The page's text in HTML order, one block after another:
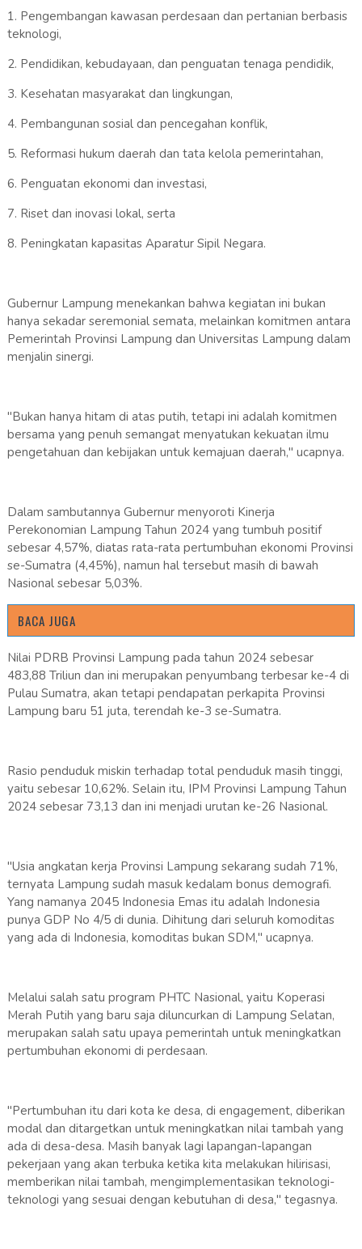
1. Pengembangan kawasan perdesaan dan pertanian berbasis
teknologi,
2. Pendidikan, kebudayaan, dan penguatan tenaga pendidik,
3. Kesehatan masyarakat dan lingkungan,
4. Pembangunan sosial dan pencegahan konflik,
5. Reformasi hukum daerah dan tata kelola pemerintahan,
6. Penguatan ekonomi dan investasi,
7. Riset dan inovasi lokal, serta
8. Peningkatan kapasitas Aparatur Sipil Negara.
Gubernur Lampung menekankan bahwa kegiatan ini bukan
hanya sekadar seremonial semata, melainkan komitmen antara
Pemerintah Provinsi Lampung dan Universitas Lampung dalam
menjalin sinergi.
"Bukan hanya hitam di atas putih, tetapi ini adalah komitmen
bersama yang penuh semangat menyatukan kekuatan ilmu
pengetahuan dan kebijakan untuk kemajuan daerah," ucapnya.
Dalam sambutannya Gubernur menyoroti Kinerja
Perekonomian Lampung Tahun 2024 yang tumbuh positif
sebesar 4,57%, diatas rata-rata pertumbuhan ekonomi Provinsi
se-Sumatra (4,45%), namun hal tersebut masih di bawah
Nasional sebesar 5,03%.
BACA JUGA
Nilai PDRB Provinsi Lampung pada tahun 2024 sebesar
483,88 Triliun dan ini merupakan penyumbang terbesar ke-4 di
Pulau Sumatra, akan tetapi pendapatan perkapita Provinsi
Lampung baru 51 juta, terendah ke-3 se-Sumatra.
Rasio penduduk miskin terhadap total penduduk masih tinggi,
yaitu sebesar 10,62%. Selain itu, IPM Provinsi Lampung Tahun
2024 sebesar 73,13 dan ini menjadi urutan ke-26 Nasional.
"Usia angkatan kerja Provinsi Lampung sekarang sudah 71%,
ternyata Lampung sudah masuk kedalam bonus demografi.
Yang namanya 2045 Indonesia Emas itu adalah Indonesia
punya GDP No 4/5 di dunia. Dihitung dari seluruh komoditas
yang ada di Indonesia, komoditas bukan SDM," ucapnya.
Melalui salah satu program PHTC Nasional, yaitu Koperasi
Merah Putih yang baru saja diluncurkan di Lampung Selatan,
merupakan salah satu upaya pemerintah untuk meningkatkan
pertumbuhan ekonomi di perdesaan.
"Pertumbuhan itu dari kota ke desa, di engagement, diberikan
modal dan ditargetkan untuk meningkatkan nilai tambah yang
ada di desa-desa. Masih banyak lagi lapangan-lapangan
pekerjaan yang akan terbuka ketika kita melakukan hilirisasi,
memberikan nilai tambah, mengimplementasikan teknologi-
teknologi yang sesuai dengan kebutuhan di desa," tegasnya.